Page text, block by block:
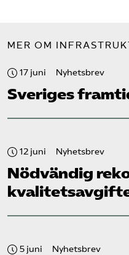
MER OM
17 juni Nyhetsbrev
Sveriges
12 juni Nyhetsbrev
Nödvändig
5 juni Nyhetsbrev